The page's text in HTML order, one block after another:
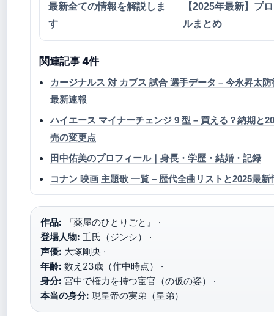
最新全ての情報を解説しま
す
【2025年最新】プ
ルまとめ
関連記事 4件
カージナルス 対 カブス 試合 選手データ – 今永昇太防
最新速報
ハイエース マイナーチェンジ 9 型 – 買える？納期と
売の変更点
田中佑美のプロフィール｜身長・学歴・結婚・記録
コナン 映画 主題歌 一覧 – 歴代全曲リストと2025最新
作品: 『薬屋のひとりごと』 ·
登場人物: 壬氏（ジンシ） ·
声優: 大塚剛央 ·
年齢: 数え23歳（作中時点） ·
身分: 宮中で権力を持つ宦官（の仮の姿） ·
本当の身分: 現皇帝の実弟（皇弟）